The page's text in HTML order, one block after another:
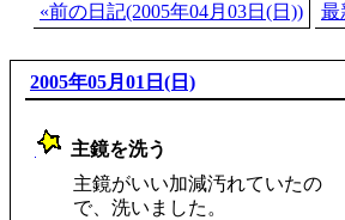
«前の日記(2005年04月03日(日))
最
2005年05月01日(日)
主鏡を洗う
主鏡がいい加減汚れていたの
で、洗いました。